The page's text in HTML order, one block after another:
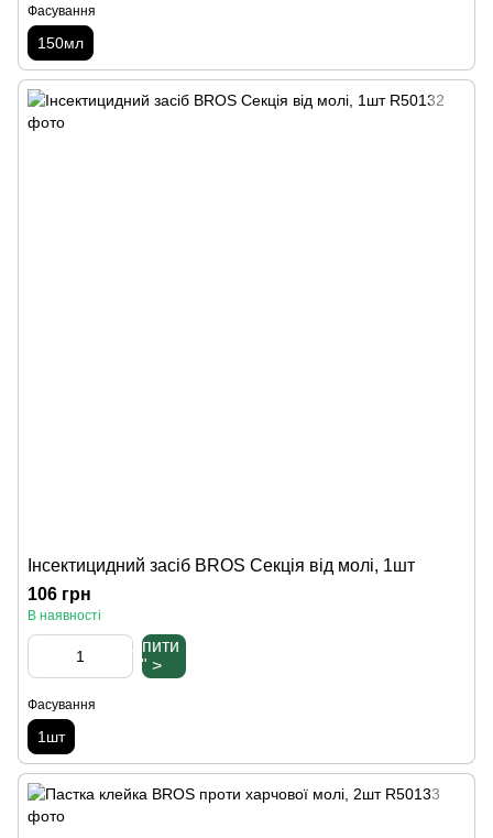
Фасування
150мл
Інсектицидний засіб BROS Секція від молі, 1шт
106 грн
В наявності
Купити
" >
Фасування
1шт